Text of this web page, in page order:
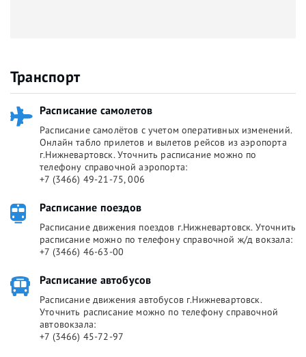
Транспорт
Расписание самолетов
Расписание самолётов с учетом оперативных изменений.
Онлайн табло прилетов и вылетов рейсов из аэропорта
г.Нижневартовск. Уточнить расписание можно по
телефону справочной аэропорта:
+7 (3466) 49-21-75, 006
Расписание поездов
Расписание движения поездов г.Нижневартовск. Уточнить
расписание можно по телефону справочной ж/д вокзала:
+7 (3466) 46-63-00
Расписание автобусов
Расписание движения автобусов г.Нижневартовск.
Уточнить расписание можно по телефону справочной
автовокзала:
+7 (3466) 45-72-97